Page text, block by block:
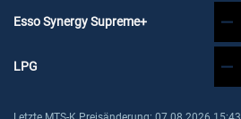
Esso Synergy Supreme+
LPG